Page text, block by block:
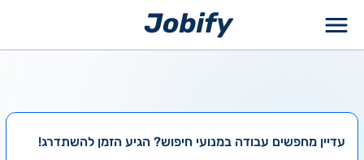
עדיין מחפשים עבודה במנועי חיפוש? הגיע הזמן להשתדרג!